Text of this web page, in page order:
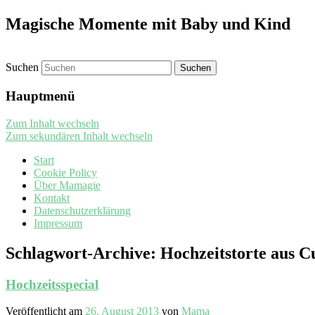
Magische Momente mit Baby und Kind
Suchen
Hauptmenü
Zum Inhalt wechseln
Zum sekundären Inhalt wechseln
Start
Cookie Policy
Über Mamagie
Kontakt
Datenschutzerklärung
Impressum
Schlagwort-Archive: Hochzeitstorte aus
Hochzeitsspecial
Veröffentlicht am 26. August 2013 von Mama